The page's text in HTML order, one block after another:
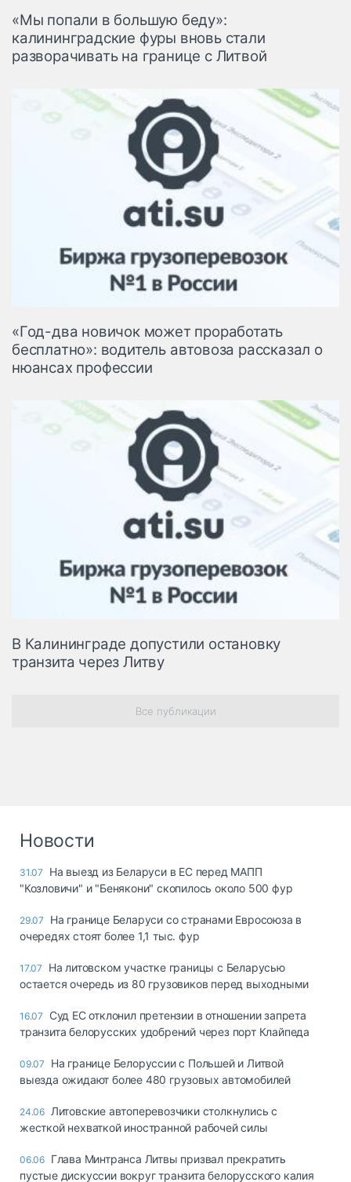
«Мы попали в большую беду»:
калининградские фуры вновь стали
разворачивать на границе с Литвой
«Год-два новичок может проработать
бесплатно»: водитель автовоза рассказал о
нюансах профессии
В Калининграде допустили остановку
транзита через Литву
Все публикации
Новости
31.07
На выезд из Беларуси в ЕС перед МАПП
"Козловичи" и "Бенякони" скопилось около 500 фур
29.07
На границе Беларуси со странами Евросоюза в
очередях стоят более 1,1 тыс. фур
17.07
На литовском участке границы с Беларусью
остается очередь из 80 грузовиков перед выходными
16.07
Суд ЕС отклонил претензии в отношении запрета
транзита белорусских удобрений через порт Клайпеда
09.07
На границе Белоруссии с Польшей и Литвой
выезда ожидают более 480 грузовых автомобилей
24.06 Литовские автоперевозчики столкнулись с
жесткой нехваткой иностранной рабочей силы
06.06 Глава Минтранса Литвы призвал прекратить
пустые дискуссии вокруг транзита белорусского калия